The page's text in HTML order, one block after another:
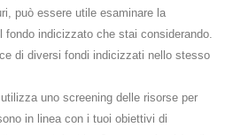
può essere utile esaminare la
fondo indicizzato che stai considerando.
di diversi fondi indicizzati nello stesso
uno screening delle risorse per
in linea con i tuoi obiettivi di